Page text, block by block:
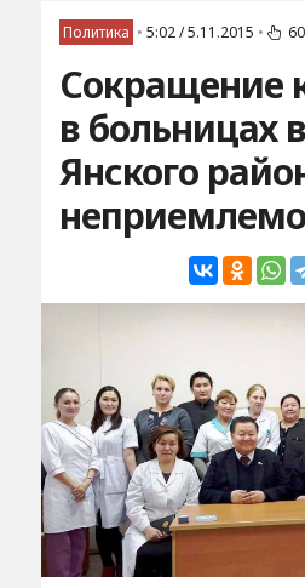
Политика • 5:02 / 5.11.2015 •
Сокращение
в больницах
Янского
неприемлемо